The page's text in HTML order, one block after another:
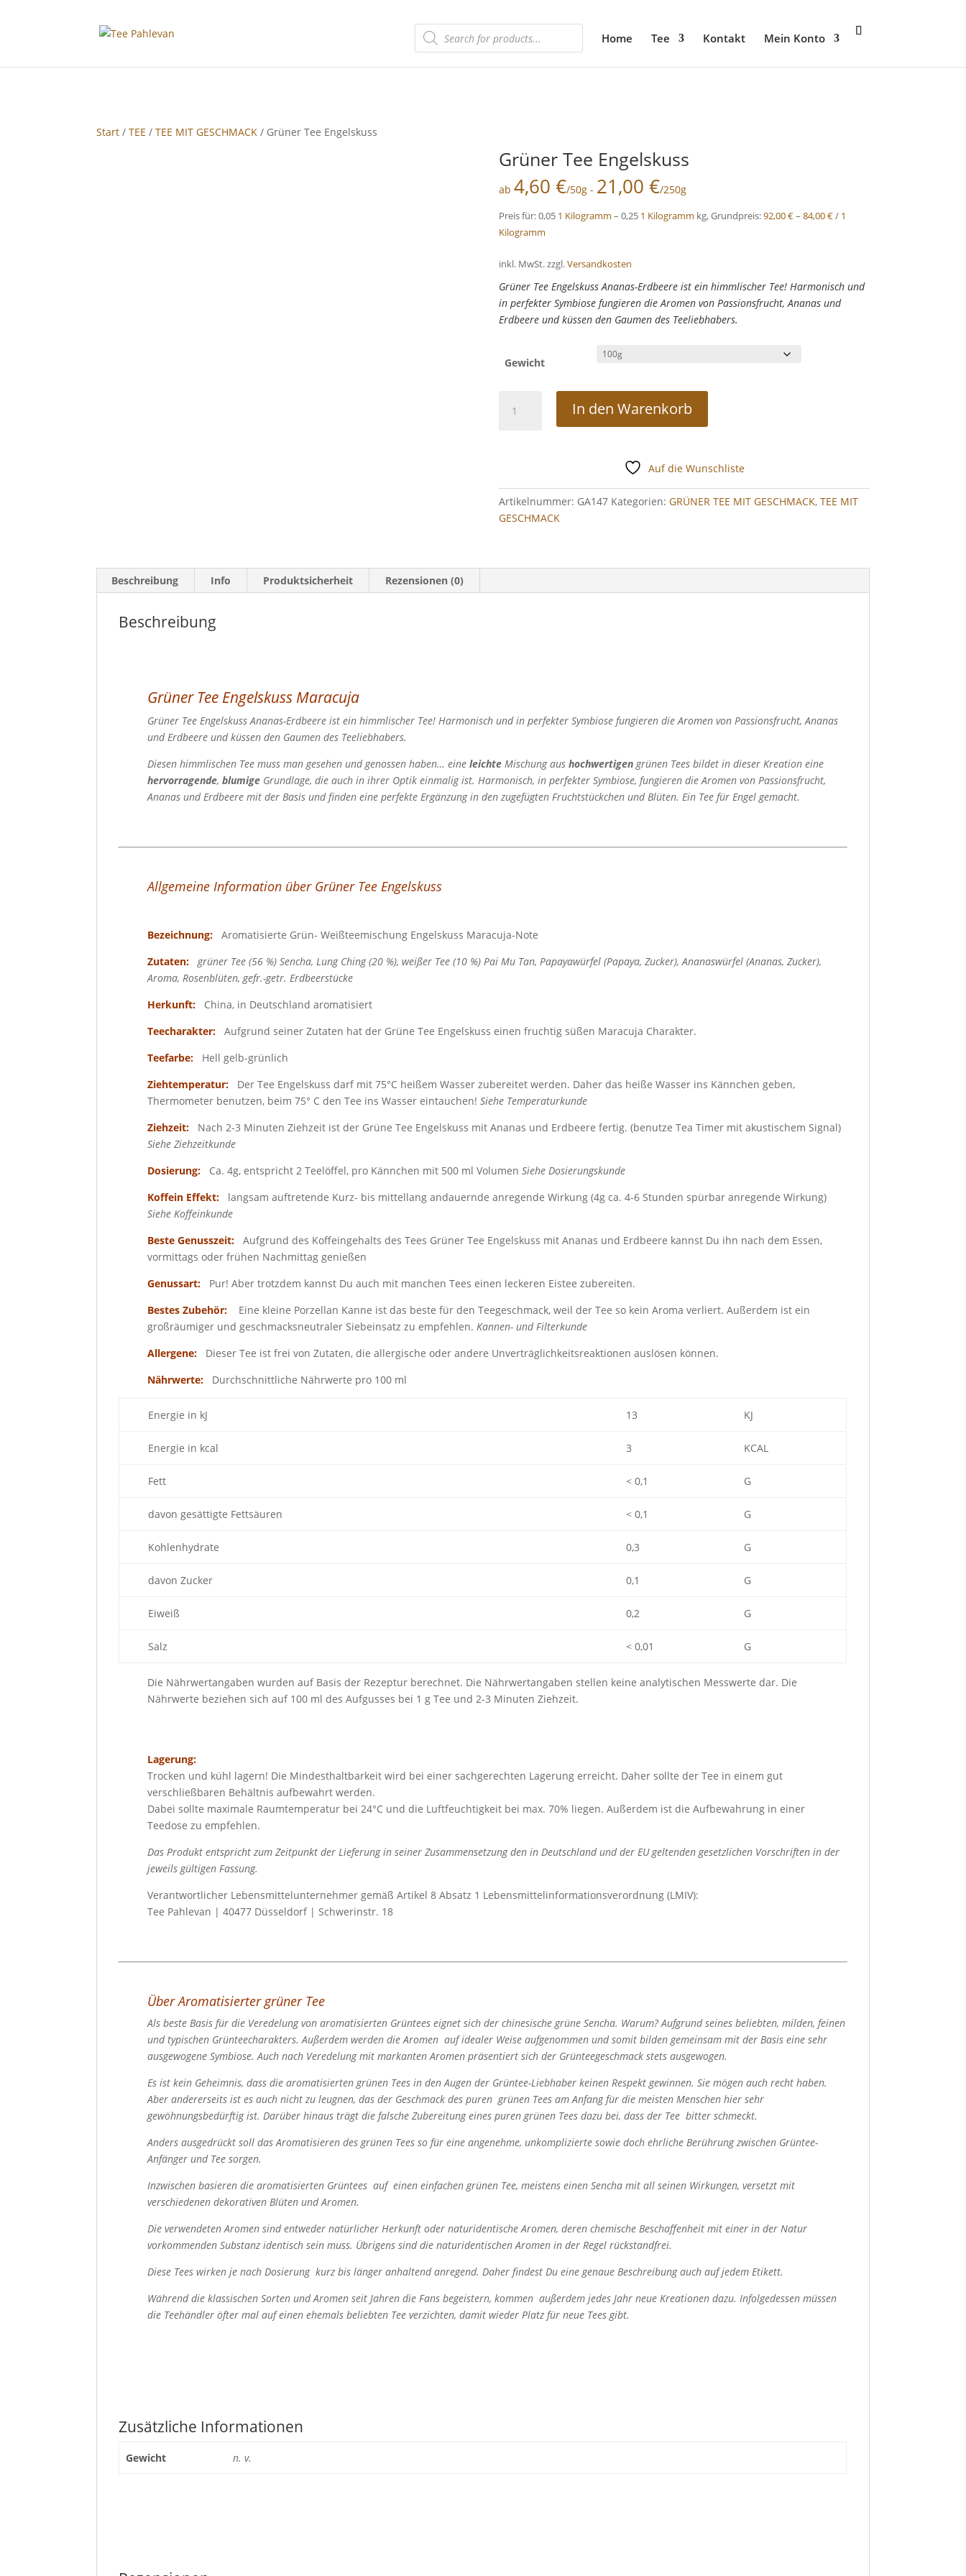
Products
search Home Tee Kontakt Mein Konto
Start /TEE /TEE MIT GESCHMACK / Grüner Tee Engelskuss
Grüner Tee Engelskuss
ab 4,60 €/50g - 21,00 €/250g
Preis für: 0,05 1 Kilogramm – 0,25 1 Kilogramm kg, Grundpreis:92,00€– 84,00€/ 1
Kilogramm
inkl. MwSt. zzgl.Versandkosten
Grüner Tee Engelskuss Ananas-Erdbeere ist ein himmlischer Tee! Harmonisch und
in perfekter Symbiose fungieren die Aromen von Passionsfrucht, Ananas und
Erdbeere und küssen den Gaumen des Teeliebhabers.
Gewicht
Tee
In den Warenkorb
Auf die Wunschliste
Artikelnummer: GA147 Kategorien: GRÜNER TEE MIT GESCHMACK, TEE MIT
GESCHMACK
Beschreibung Info Produktsicherheit Rezensionen (0)
Beschreibung
Grüner Tee Engelskuss Maracuja
Grüner Tee Engelskuss Ananas-Erdbeere ist ein himmlischer Tee! Harmonisch und in perfekter Symbiose fungieren die Aromen von Passionsfrucht, Ananas
und Erdbeere und küssen den Gaumen des Teeliebhabers.
Diesen himmlischen Tee muss man gesehen und genossen haben… eineleichte Mischung aushochwertigen grünen Tees bildet in dieser Kreation eine
hervorragende,blumige Grundlage, die auch in ihrer Optik einmalig ist. Harmonisch, in perfekter Symbiose, fungieren die Aromen von Passionsfrucht,
Ananas und Erdbeere mit der Basis und finden eine perfekte Ergänzung in den zugefügten Fruchtstückchen und Blüten. Ein Tee für Engel gemacht.
Allgemeine Information über Grüner Tee Engelskuss
Bezeichnung:
Aromatisierte Grün- Weißteemischung Engelskuss Maracuja-Note
Zutaten:grüner Tee (56 %) Sencha, Lung Ching (20 %), weißer Tee (10 %) Pai Mu Tan, Papayawürfel (Papaya, Zucker), Ananaswürfel (Ananas, Zucker),
Aroma, Rosenblüten, gefr.-getr. Erdbeerstücke
Herkunft: China, in Deutschland aromatisiert
Teecharakter:
Aufgrund seiner Zutaten hat der Grüne Tee Engelskuss einen fruchtig süßen Maracuja Charakter.
Teefarbe: Hell gelb-grünlich
Ziehtemperatur:
Der Tee Engelskuss darf mit 75°C heißem Wasser zubereitet werden. Daher das heiße Wasser ins Kännchen geben,
Thermometer benutzen, beim 75° C den Tee ins Wasser eintauchen!Siehe Temperaturkunde
Ziehzeit: Nach 2-3 Minuten Ziehzeit ist der Grüne Tee Engelskuss mit Ananas und Erdbeere fertig. (benutze Tea Timer mit akustischem Signal)
Siehe Ziehzeitkunde
Dosierung: Ca. 4g, entspricht 2 Teelöffel, pro Kännchen mit 500 ml VolumenSiehe Dosierungskunde
Koffein Effekt:
langsam auftretende Kurz- bis mittellang andauernde anregende Wirkung (4g ca. 4-6 Stunden spürbar anregende Wirkung)
Siehe Koffeinkunde
Beste Genusszeit:
Aufgrund des Koffeingehalts des Tees Grüner Tee Engelskuss mit Ananas und Erdbeere kannst Du ihn nach dem Essen,
vormittags oder frühen Nachmittag genießen
Genussart:
Pur! Aber trotzdem kannst Du auch mit manchen Tees einen leckeren Eistee zubereiten.
Bestes Zubehör: Eine kleine Porzellan Kanne ist das beste für den Teegeschmack, weil der Tee so kein Aroma verliert. Außerdem ist ein
großräumiger und geschmacksneutraler Siebeinsatz zu empfehlen. Kannen- und Filterkunde
Allergene:
Dieser Tee ist frei von Zutaten, die allergische oder andere Unverträglichkeitsreaktionen auslösen können.
Nährwerte:
Durchschnittliche Nährwerte pro 100 ml
Energie in kJ 13 KJ
Energie in kcal 3 KCAL
Fett < 0,1 G
davon gesättigte Fettsäuren < 0,1 G
Kohlenhydrate 0,3 G
davon Zucker 0,1 G
Eiweiß 0,2 G
Salz < 0,01 G
Die Nährwertangaben wurden auf Basis der Rezeptur berechnet. Die Nährwertangaben stellen keine analytischen Messwerte dar. Die
Nährwerte beziehen sich auf 100 ml des Aufgusses bei 1 g Tee und 2-3 Minuten Ziehzeit.
Lagerung:
Trocken und kühl lagern! Die Mindesthaltbarkeit wird bei einer sachgerechten Lagerung erreicht. Daher sollte der Tee in einem gut
verschließbaren Behältnis aufbewahrt werden.
Dabei sollte maximale Raumtemperatur bei 24°C und die Luftfeuchtigkeit bei max. 70% liegen. Außerdem ist die Aufbewahrung in einer
Teedose zu empfehlen.
Das Produkt entspricht zum Zeitpunkt der Lieferung in seiner Zusammensetzung den in Deutschland und der EU geltenden gesetzlichen Vorschriften in der
jeweils gültigen Fassung.
Verantwortlicher Lebensmittelunternehmer gemäß Artikel 8 Absatz 1 Lebensmittelinformationsverordnung (LMIV):
Tee Pahlevan | 40477 Düsseldorf | Schwerinstr. 18
Über Aromatisierter grüner Tee
Als beste Basis für die Veredelung von aromatisierten Grüntees eignet sich der chinesische grüne Sencha. Warum? Aufgrund seines beliebten, milden, feinen
und typischen Grünteecharakters. Außerdem werden die Aromen auf idealer Weise aufgenommen und somit bilden gemeinsam mit der Basis eine sehr
ausgewogene Symbiose. Auch nach Veredelung mit markanten Aromen präsentiert sich der Grünteegeschmack stets ausgewogen.
Es ist kein Geheimnis, dass die aromatisierten grünen Tees in den Augen der Grüntee-Liebhaber keinen Respekt gewinnen. Sie mögen auch recht haben.
Aber andererseits ist es auch nicht zu leugnen, das der Geschmack des puren grünen Tees am Anfang für die meisten Menschen hier sehr
gewöhnungsbedürftig ist. Darüber hinaus trägt die falsche Zubereitung eines puren grünen Tees dazu bei, dass der Tee bitter schmeckt.
Anders ausgedrückt soll das Aromatisieren des grünen Tees so für eine angenehme, unkomplizierte sowie doch ehrliche Berührung zwischen Grüntee-
Anfänger und Tee sorgen.
Inzwischen basieren die aromatisierten Grüntees auf einen einfachen grünen Tee, meistens einen Sencha mit all seinen Wirkungen, versetzt mit
verschiedenen dekorativen Blüten und Aromen.
Die verwendeten Aromen sind entweder natürlicher Herkunft oder naturidentische Aromen, deren chemische Beschaffenheit mit einer in der Natur
vorkommenden Substanz identisch sein muss. Übrigens sind die naturidentischen Aromen in der Regel rückstandfrei.
Diese Tees wirken je nach Dosierung kurz bis länger anhaltend anregend. Daher findest Du eine genaue Beschreibung auch auf jedem Etikett.
Während die klassischen Sorten und Aromen seit Jahren die Fans begeistern, kommen außerdem jedes Jahr neue Kreationen dazu. Infolgedessen müssen
die Teehändler öfter mal auf einen ehemals beliebten Tee verzichten, damit wieder Platz für neue Tees gibt.
Zusätzliche Informationen
Gewicht n. v.